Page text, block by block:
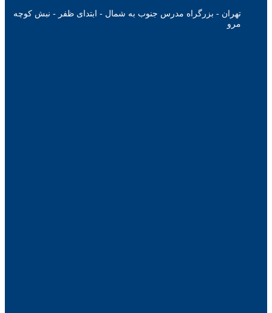
تهران - بزرگراه مدرس جنوب به شمال - ابتدای ظفر - نبش کوچه
مرو